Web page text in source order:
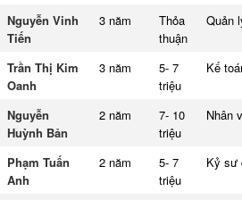
Nguyễn Vinh
Tiến
3 năm
Thỏa
thuận
Quản
Trần Thị Kim
Oanh
3 năm
5- 7
triệu
Kế
Nguyễn
Huỳnh Bản
2 năm
7- 10
triệu
Nhân
Phạm Tuấn
Anh
2 năm
5- 7
triệu
Kỷ sư